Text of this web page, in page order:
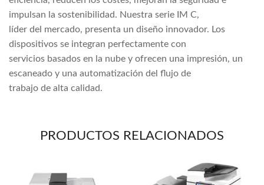
impulsan la sostenibilidad. Nuestra serie IM C,
líder del mercado, presenta un diseño innovador. Los
dispositivos se integran perfectamente con
servicios basados en la nube y ofrecen una impresión, un
escaneado y una automatización del flujo de
trabajo de alta calidad.
PRODUCTOS RELACIONADOS